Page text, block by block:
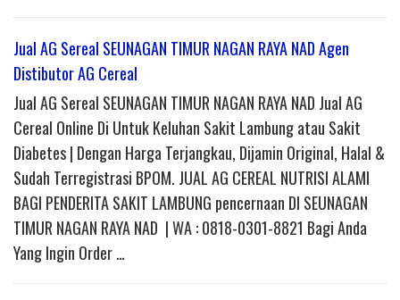
Jual AG Sereal SEUNAGAN TIMUR NAGAN RAYA NAD Agen
Distibutor AG Cereal
Jual AG Sereal SEUNAGAN TIMUR NAGAN RAYA NAD Jual AG
Cereal Online Di Untuk Keluhan Sakit Lambung atau Sakit
Diabetes | Dengan Harga Terjangkau, Dijamin Original, Halal &
Sudah Terregistrasi BPOM. JUAL AG CEREAL NUTRISI ALAMI
BAGI PENDERITA SAKIT LAMBUNG pencernaan DI SEUNAGAN
TIMUR NAGAN RAYA NAD | WA : 0818-0301-8821 Bagi Anda
Yang Ingin Order …